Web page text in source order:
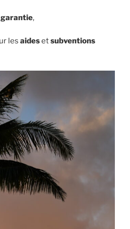
garantie,
les aidesetsubventions